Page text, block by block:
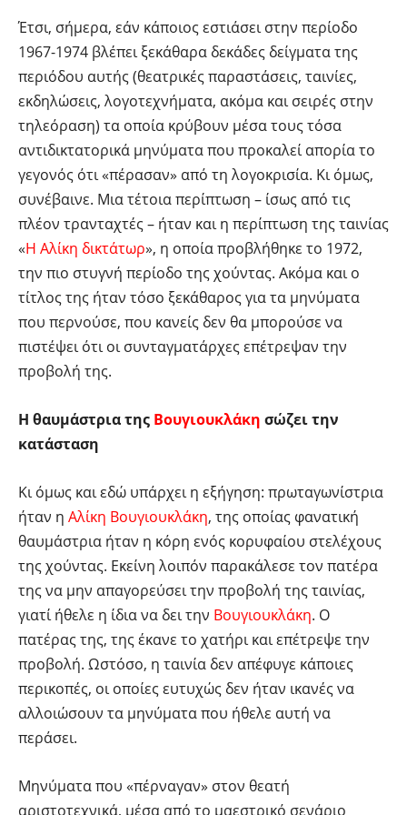
Έτσι, σήμερα, εάν κάποιος εστιάσει στην περίοδο
1967-1974 βλέπει ξεκάθαρα δεκάδες δείγματα της
περιόδου αυτής (θεατρικές παραστάσεις, ταινίες,
εκδηλώσεις, λογοτεχνήματα, ακόμα και σειρές στην
τηλεόραση) τα οποία κρύβουν μέσα τους τόσα
αντιδικτατορικά μηνύματα που προκαλεί απορία το
γεγονός ότι «πέρασαν» από τη λογοκρισία. Κι όμως,
συνέβαινε. Μια τέτοια περίπτωση – ίσως από τις
πλέον τρανταχτές – ήταν και η περίπτωση της ταινίας
«Η Αλίκη δικτάτωρ», η οποία προβλήθηκε το 1972,
την πιο στυγνή περίοδο της χούντας. Ακόμα και ο
τίτλος της ήταν τόσο ξεκάθαρος για τα μηνύματα
που περνούσε, που κανείς δεν θα μπορούσε να
πιστέψει ότι οι συνταγματάρχες επέτρεψαν την
προβολή της.
Η θαυμάστρια της Βουγιουκλάκη σώζει την
κατάσταση
Κι όμως και εδώ υπάρχει η εξήγηση: πρωταγωνίστρια
ήταν η Αλίκη Βουγιουκλάκη, της οποίας φανατική
θαυμάστρια ήταν η κόρη ενός κορυφαίου στελέχους
της χούντας. Εκείνη λοιπόν παρακάλεσε τον πατέρα
της να μην απαγορεύσει την προβολή της ταινίας,
γιατί ήθελε η ίδια να δει την Βουγιουκλάκη. Ο
πατέρας της, της έκανε το χατήρι και επέτρεψε την
προβολή. Ωστόσο, η ταινία δεν απέφυγε κάποιες
περικοπές, οι οποίες ευτυχώς δεν ήταν ικανές να
αλλοιώσουν τα μηνύματα που ήθελε αυτή να
περάσει.
Μηνύματα που «πέρναγαν» στον θεατή
αριστοτεχνικά, μέσα από το μαεστρικό σενάριο